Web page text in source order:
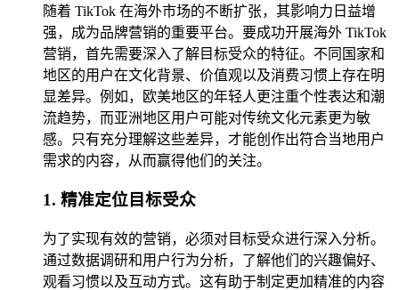
随着 TikTok 在海外市场的不断扩张，其影响力日益增
强，成为品牌营销的重要平台。要成功开展海外 TikTok
营销，首先需要深入了解目标受众的特征。不同国家和
地区的用户在文化背景、价值观以及消费习惯上存在明
显差异。例如，欧美地区的年轻人更注重个性表达和潮
流趋势，而亚洲地区用户可能对传统文化元素更为敏
感。只有充分理解这些差异，才能创作出符合当地用户
需求的内容，从而赢得他们的关注。
1. 精准定位目标受众
为了实现有效的营销，必须对目标受众进行深入分析。
通过数据调研和用户行为分析，了解他们的兴趣偏好、
观看习惯以及互动方式。这有助于制定更加精准的内容